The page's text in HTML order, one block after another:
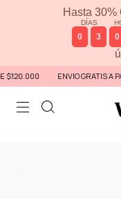
Hasta 30%
DÍAS
0 3 0
ENVIO GRATIS A